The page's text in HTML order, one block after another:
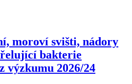
moroví svišti, nádory
bakterie
výzkumu 2026/24